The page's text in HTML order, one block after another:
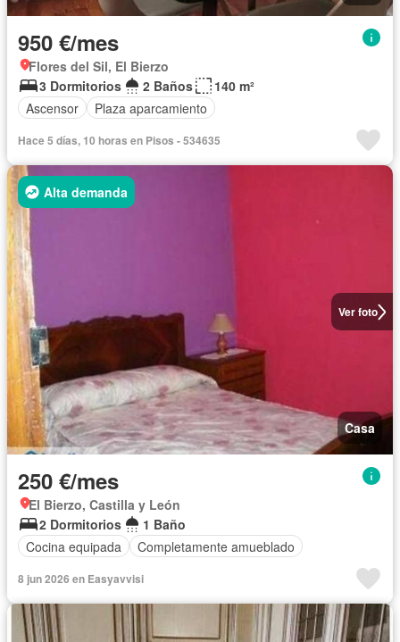
950 €/mes
Flores del Sil, El Bierzo
3 Dormitorios
2 Baños
140 m²
Ascensor
Plaza aparcamiento
Hace 5 días, 10 horas en Pisos - 534635
Ver foto
Alta demanda
Casa
250 €/mes
El Bierzo, Castilla y León
2 Dormitorios
1 Baño
Cocina equipada
Completamente amueblado
8 jun 2026 en Easyavvisi